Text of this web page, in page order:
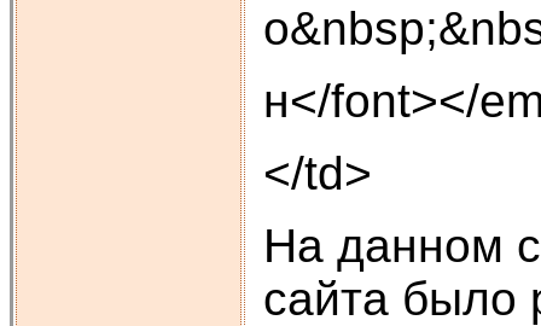
н</font></
</td>
На данном
сайта было